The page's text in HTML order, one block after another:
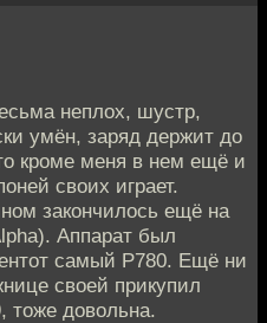
неплох, шустр,
умён, заряд держит до
кроме меня в нем ещё и
своих играет.
закончилось ещё на
Аппарат был
самый P780. Ещё ни
своей прикупил
тоже довольна.